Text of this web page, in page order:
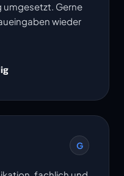
umgesetzt. Gerne
wieder
G